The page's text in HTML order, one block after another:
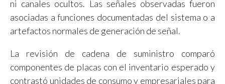
ni canales ocultos. Las señales observadas fueron
asociadas a funciones documentadas del sistema o a
artefactos normales de generación de señal.
La revisión de cadena de suministro comparó
componentes de placas con el inventario esperado y
contrastó unidades de consumo y empresariales para